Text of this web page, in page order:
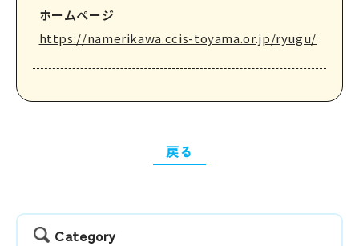
サイトマップ
ホームページ
https://namerikawa.ccis-toyama.or.jp/ryugu/
戻る
Category